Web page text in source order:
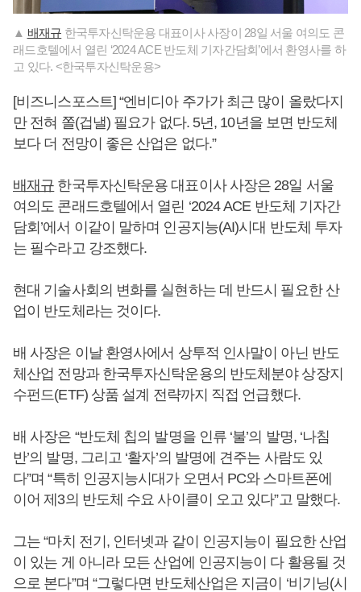
▲ ​ 배재규 한국투자신탁운용 대표이사 사장이 28일 서울 여의도 콘
래드호텔에서 열린 ‘2024 ACE 반도체 기자간담회’에서 환영사를 하
고 있다. <한국투자신탁운용>​
[비즈니스포스트] “엔비디아 주가가 최근 많이 올랐다지
만 전혀 쫄(겁낼) 필요가 없다. 5년, 10년을 보면 반도체
보다 더 전망이 좋은 산업은 없다.”
배재규 한국투자신탁운용 대표이사 사장은 28일 서울
여의도 콘래드호텔에서 열린 ‘2024 ACE 반도체 기자간
담회’에서 이같이 말하며 인공지능(AI)시대 반도체 투자
는 필수라고 강조했다.
현대 기술사회의 변화를 실현하는 데 반드시 필요한 산
업이 반도체라는 것이다.
배 사장은 이날 환영사에서 상투적 인사말이 아닌 반도
체산업 전망과 한국투자신탁운용의 반도체분야 상장지
수펀드(ETF) 상품 설계 전략까지 직접 언급했다.
배 사장은 “반도체 칩의 발명을 인류 ‘불’의 발명, ‘나침
반’의 발명, 그리고 ‘활자’의 발명에 견주는 사람도 있
다”며 “특히 인공지능시대가 오면서 PC와 스마트폰에
이어 제3의 반도체 수요 사이클이 오고 있다”고 말했다.
그는 “마치 전기, 인터넷과 같이 인공지능이 필요한 산업
이 있는 게 아니라 모든 산업에 인공지능이 다 활용될 것
으로 본다”며 “그렇다면 반도체산업은 지금이 ‘비기닝(시